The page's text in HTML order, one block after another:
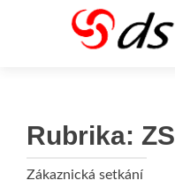
Rubrika: ZS
Zákaznická setkání